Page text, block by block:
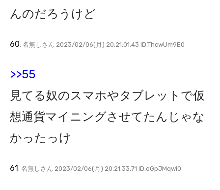
んのだろうけど
60: 名無しさん 2023/02/06(月) 20:21:01.43 ID:ThcwUm9E0
>>55
見てる奴のスマホやタブレットで仮
想通貨マイニングさせてたんじゃな
かったっけ
61: 名無しさん 2023/02/06(月) 20:21:33.71 ID:oGpJMqwi0